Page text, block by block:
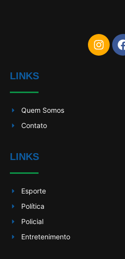
LINKS
Quem Somos
Contato
LINKS
Esporte
Política
Policial
Entretenimento